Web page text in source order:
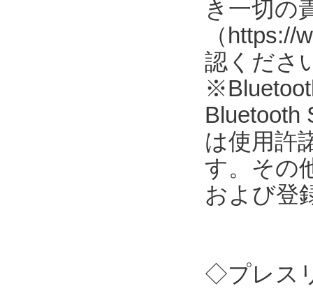
き一切の
（
認くださ
Bluetooth
は使用許
す。その
および登
◇プレス